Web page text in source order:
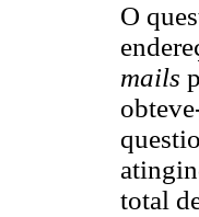
O
mails
total